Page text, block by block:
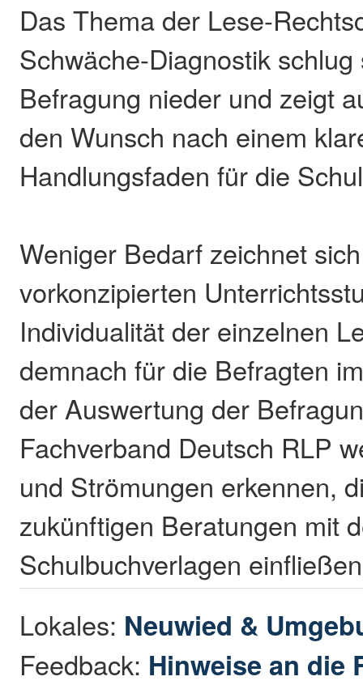
Das Thema der Lese-
Schwäche-Diagnostik
Befragung nieder und zeigt
den Wunsch nach einem
Handlungsfaden für die
Weniger Bedarf zeichnet
vorkonzipierten
Individualität der einzelnen
demnach für die Befragten
der Auswertung der
Fachverband Deutsch RLP
und Strömungen erkennen,
zukünftigen Beratungen mit
Schulbuchverlagen
Lokales: Neuwied &
Feedback: Hinweise an die